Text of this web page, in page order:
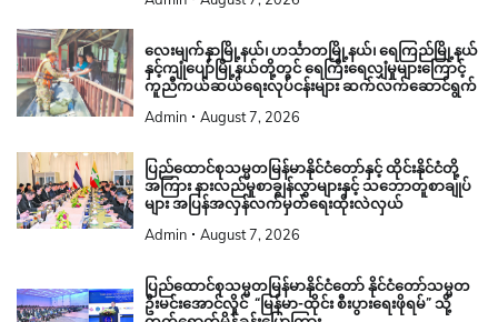
လေးမျက်နှာမြို့နယ်၊ ဟင်္သာတမြို့နယ်၊ ရေကြည်မြို့နယ်
နှင့်ကျုံပျော်မြို့နယ်တို့တွင် ရေကြီးရေလျှံမှုများကြောင့်
ကူညီကယ်ဆယ်ရေးလုပ်ငန်းများ ဆက်လက်ဆောင်ရွက်
Admin August 7, 2026
ပြည်ထောင်စုသမ္မတမြန်မာနိုင်ငံတော်နှင့် ထိုင်းနိုင်ငံတို့
အကြား နားလည်မှုစာချွန်လွှာများနှင့် သဘောတူစာချုပ်
များ အပြန်အလှန်လက်မှတ်ရေးထိုးလဲလှယ်
Admin August 7, 2026
ပြည်ထောင်စုသမ္မတမြန်မာနိုင်ငံတော် နိုင်ငံတော်သမ္မတ
ဦးမင်းအောင်လှိုင် “မြန်မာ-ထိုင်း စီးပွားရေးဖိုရမ်” သို့